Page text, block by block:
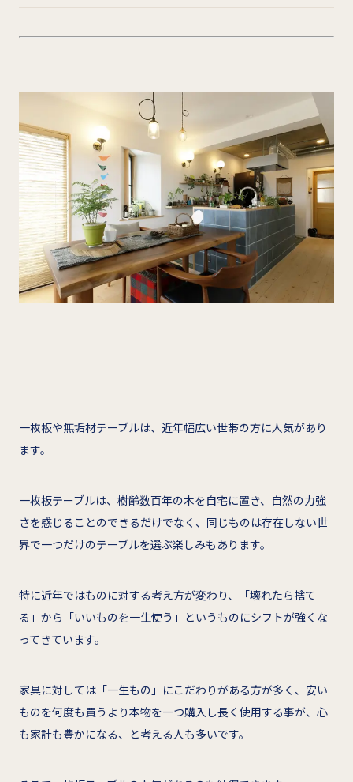
一枚板や無垢材テーブルは、近年幅広い世帯の方に人気があり
ます。
一枚板テーブルは、樹齢数百年の木を自宅に置き、自然の力強
さを感じることのできるだけでなく、同じものは存在しない世
界で一つだけのテーブルを選ぶ楽しみもあります。
特に近年ではものに対する考え方が変わり、「壊れたら捨て
る」から「いいものを一生使う」というものにシフトが強くな
ってきています。
家具に対しては「一生もの」にこだわりがある方が多く、安い
ものを何度も買うより本物を一つ購入し長く使用する事が、心
も家計も豊かになる、と考える人も多いです。